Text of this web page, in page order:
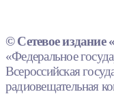
© Сетевое издание
«Федеральное
Всероссийская
радиовещательная